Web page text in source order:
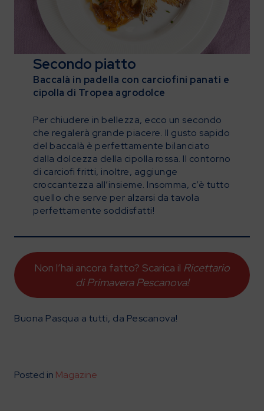
Secondo piatto
Baccalà in padella con carciofini panati e
cipolla di Tropea agrodolce
Per chiudere in bellezza, ecco un secondo
che regalerà grande piacere. Il gusto sapido
del baccalà è perfettamente bilanciato
dalla dolcezza della cipolla rossa. Il contorno
di carciofi fritti, inoltre, aggiunge
croccantezza all’insieme. Insomma, c’è tutto
quello che serve per alzarsi da tavola
perfettamente soddisfatti!
Non l’hai ancora fatto? Scarica il Ricettario
di Primavera Pescanova!
Buona Pasqua a tutti, da Pescanova!
Posted in Magazine